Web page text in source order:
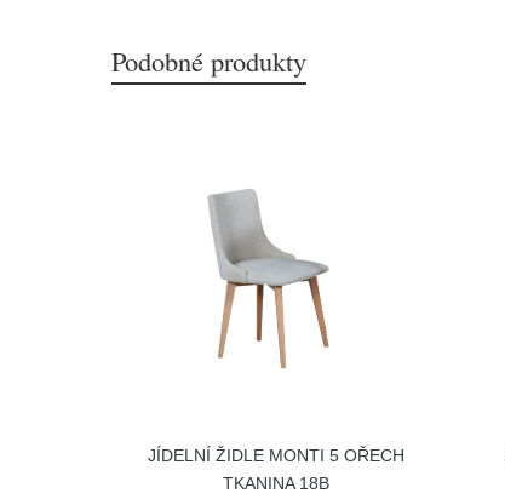
Podobné produkty
JÍDELNÍ ŽIDLE MONTI 5 OŘECH
TKANINA 18B